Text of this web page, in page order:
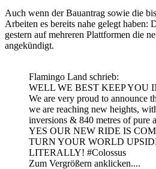
Auch wenn der Bauantrag sowie die
Arbeiten es bereits nahe gelegt haben:
gestern auf mehreren Plattformen die
angekündigt.
Flamingo Land schrieb:
WELL WE BEST KEEP YOU
We are very proud to announce
we are reaching new heights,
inversions & 840 metres of pure
YES OUR NEW RIDE IS
TURN YOUR WORLD
LITERALLY! #Colossus
Zum Vergrößern anklicken....